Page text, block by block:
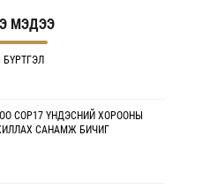
МЭДЭЭ
COP17 ҮНДЭСНИЙ ХОРООНЫ
САНАМЖ БИЧИГ